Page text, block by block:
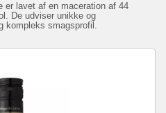
er lavet af en maceration af 44
De udviser unikke og
kompleks smagsprofil.